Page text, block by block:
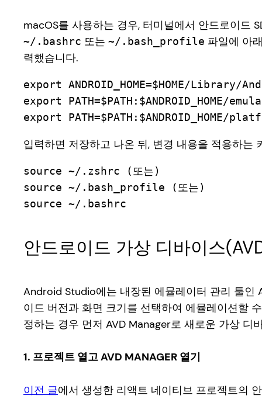
macOS를 사용하는 경우, 터미널에서 안드로이드
~/.bashrc 또는 ~/.bash_profile 파일에 아
력했습니다.
export ANDROID_HOME=$HOME/Library/
export PATH=$PATH:$ANDROID_HOME/
export PATH=$PATH:$ANDROID_HOME/
입력하면 저장하고 나온 뒤, 변경 내용을 적용하는
source ~/.zshrc (또는)
source ~/.bash_profile (또는)
source ~/.bashrc
안드로이드 가상 디바이스
Android Studio에는 내장된 에뮬레이터 관리 툴인
이드 버전과 화면 크기를 선택하여 에뮬레이션할
정하는 경우 먼저 AVD Manager로 새로운 가상 디
1. 프로젝트 열고 AVD MANAGER 열기
이전 글에서 생성한 리액트 네이티브 프로젝트의